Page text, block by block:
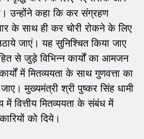
उन्होंने कहा कि कर संग्रहण
के साथ ही कर चोरी रोकने के लिए
जाएं। यह सुनिश्चित किया जाए
से जुड़े विभिन्न कार्यों का आमजन
में मितव्ययता के साथ गुणवत्ता का
मुख्यमंत्री श्री पुष्कर सिंह धामी
में वित्तीय मितव्ययता के संबंध में
को दिये।